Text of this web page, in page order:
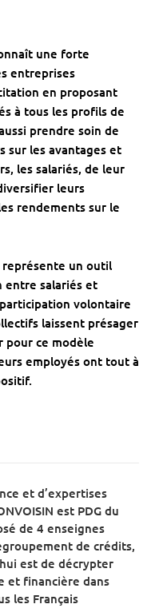
une forte
entreprises
en proposant
à tous les profils de
prendre soin de
sur les avantages et
les salariés, de leur
leurs
rendements sur le
représente un outil
salariés et
volontaire
laissent présager
pour ce modèle
employés ont tout à
et d’expertises
est PDG du
de 4 enseignes
de crédits,
est de décrypter
et financière dans
les Français